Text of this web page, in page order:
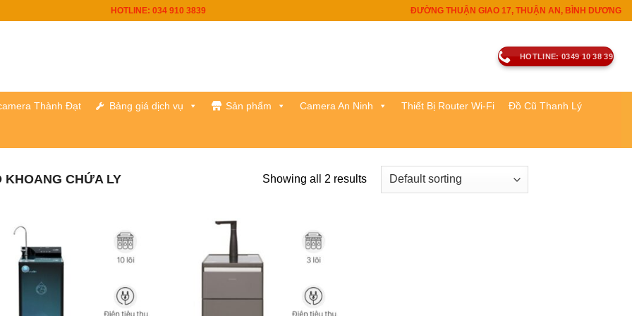
HOTLINE: 034 910 3839 ĐƯỜNG THUẬN GIAO 17, THUẬN AN, BÌNH DƯƠNG
HOTLINE: 0349 10 38 39
Thành Đạt Bảng giá dịch vụ Sản phẩm Camera An Ninh Thiết Bị Router Wi-Fi Đồ Cũ Thanh Lý
KHOANG CHỨA LY Showing all 2 results